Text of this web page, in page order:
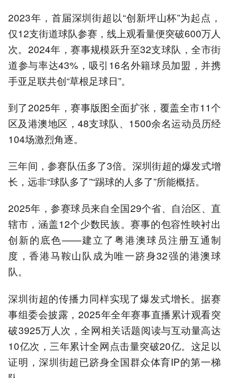
2023年，首届深圳街超以“创新坪山杯”为起点，
仅12支街道球队参赛，线上观看量便突破600万人
次。2024年，赛事规模跃升至32支球队，全市街
道参与率达43%，吸引16名外籍球员加盟，并携
手亚足联共创“草根足球日”。
到了2025年，赛事版图全面扩张，覆盖全市11个
区及港澳地区，48支球队、1500余名运动员历经
104场激烈角逐。
三年间，参赛队伍多了3倍。深圳街超的爆发式增
长，远非“球队多了”“踢球的人多了”所能概括。
2025年，参赛球员来自全国29个省、自治区、直
辖市，涵盖12个少数民族。赛事的包容性映衬出
创新的底色——建立了粤港澳球员注册互通制
度，香港马鞍山队成为唯一跻身32强的港澳球
队。
深圳街超的传播力同样实现了爆发式增长。据赛
事组委会披露，2025年全年赛事直播累计观看突
破3925万人次，全网相关话题阅读与互动量高达
10亿次，三年累计全网点击量突破20亿。这足以
证明，深圳街超已跻身全国群众体育IP的第一梯